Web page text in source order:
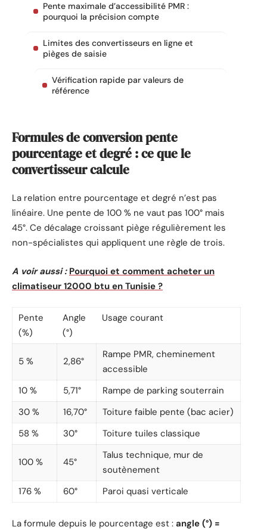
Pente maximale d’accessibilité PMR :
pourquoi la précision compte
Limites des convertisseurs en ligne et
pièges de saisie
Vérification rapide par valeurs de
référence
Formules de conversion pente
pourcentage et degré : ce que le
convertisseur calcule
La relation entre pourcentage et degré n’est pas
linéaire. Une pente de 100 % ne vaut pas 100° mais
45°. Ce décalage croissant piège régulièrement les
non-spécialistes qui appliquent une règle de trois.
A voir aussi : Pourquoi et comment acheter un
climatiseur 12000 btu en Tunisie ?
Pente
(%)
Angle
(°)
Usage courant
5 % 2,86°
Rampe PMR, cheminement
accessible
10 %
5,71°
Rampe de parking souterrain
30 %
16,70°
Toiture faible pente (bac acier)
58 %
30° Toiture tuiles classique
100 % 45°
Talus technique, mur de
soutènement
176 %
60° Paroi quasi verticale
La formule depuis le pourcentage est : angle (°) =